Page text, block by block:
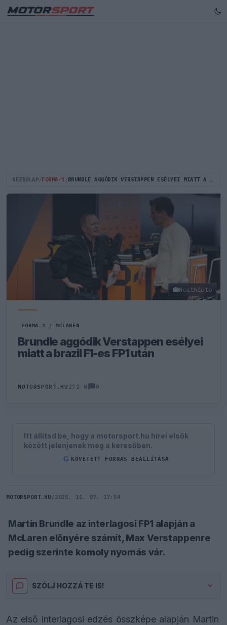
KEZDŐLAP FORMA-1 BRUNDLE AGGÓDIK VERSTAPPEN ESÉLYEI MIATT A BRAZIL F1-ES FP1 UTÁN
Northfoto
FORMA-1 / MCLAREN
Brundle aggódik Verstappen esélyei
miatt a brazil F1-es FP1 után
MOTORSPORT.HU 272 N 0
Itt állítsd be, hogy a motorsport.hu hírei elsők
között jelenjenek meg a keresőben.
G KÖVETETT FORRÁS BEÁLLÍTÁSA
MOTORSPORT.HU / 2025. 11. 07. 17:54
Martin Brundle az interlagosi FP1 alapján a
McLaren előnyére számít, Max Verstappenre
pedig szerinte komoly nyomás vár.
SZÓLJ HOZZÁ TE IS!
Az első interlagosi edzés összképe alapján Martin